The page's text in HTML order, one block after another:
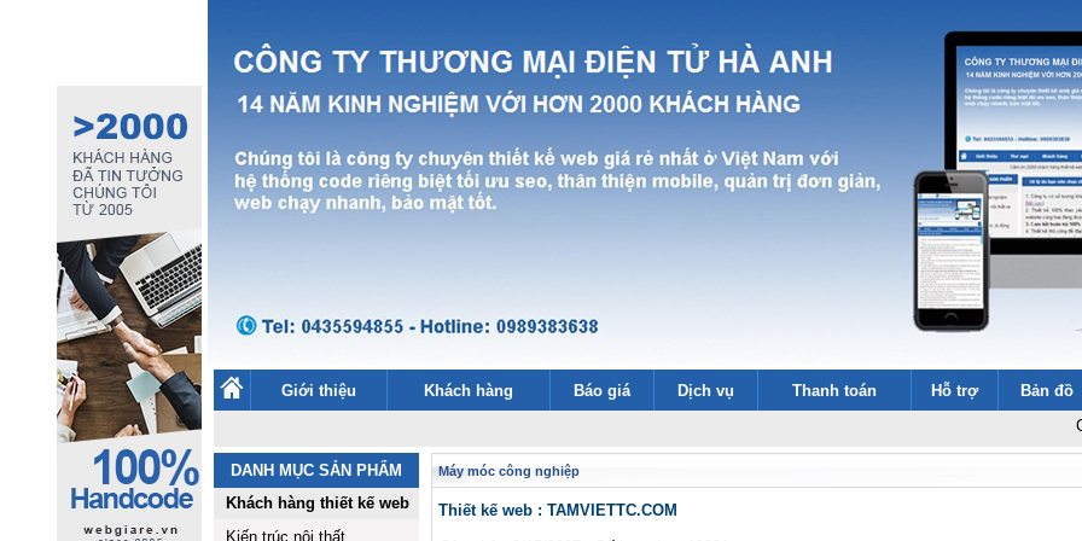
Giới thiệu Khách hàng Báo giá Dịch vụ Thanh toán Hỗ trợ Bản đồ
Cảm ơn
DANH MỤC SẢN PHẨM
Khách hàng thiết kế web
Kiến trúc nội thất
Máy móc công nghiệp
Thiết kế web : TAMVIETTC.COM